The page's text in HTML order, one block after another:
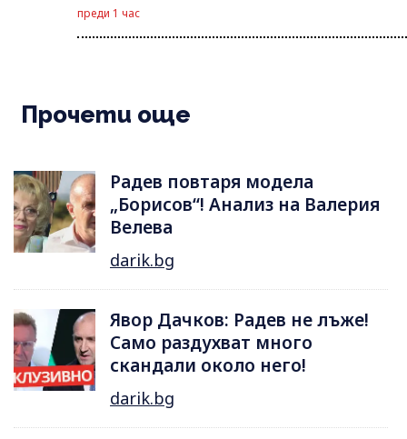
преди 1 час
Прочети още
Радев повтаря модела
„Борисов“! Анализ на Валерия
Велева
darik.bg
Явор Дачков: Радев не лъже!
Само раздухват много
скандали около него!
darik.bg